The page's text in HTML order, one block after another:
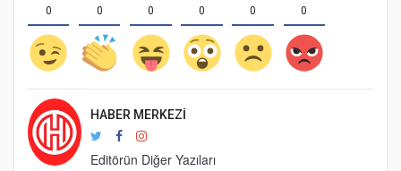
0 0 0 0 0 0
HABER MERKEZI
Editörün Diğer Yazıları